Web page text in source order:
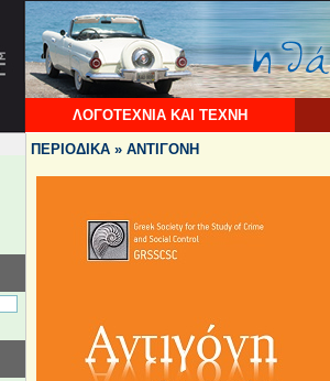
ΛΟΓΟΤΕΧΝΙΑ ΚΑΙ ΤΕΧΝΗ
ΠΕΡΙΟΔΙΚΑ » ΑΝΤΙΓΟΝΗ